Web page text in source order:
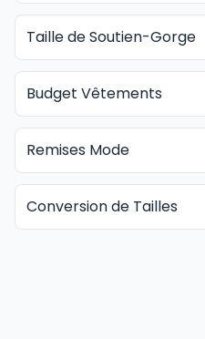
Taille de Soutien-Gorge
Budget Vêtements
Remises Mode
Conversion de Tailles